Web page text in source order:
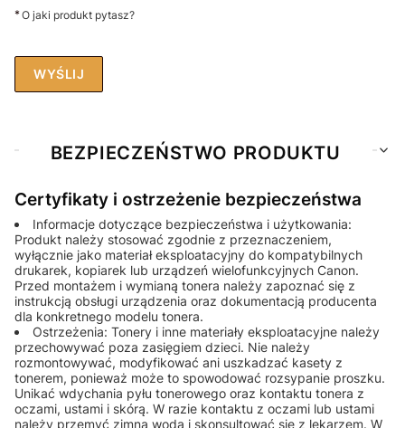
*O jaki produkt pytasz?
WYŚLIJ
BEZPIECZEŃSTWO PRODUKTU
Certyfikaty i ostrzeżenie bezpieczeństwa
Informacje dotyczące bezpieczeństwa i użytkowania:
Produkt należy stosować zgodnie z przeznaczeniem,
wyłącznie jako materiał eksploatacyjny do kompatybilnych
drukarek, kopiarek lub urządzeń wielofunkcyjnych Canon.
Przed montażem i wymianą tonera należy zapoznać się z
instrukcją obsługi urządzenia oraz dokumentacją producenta
dla konkretnego modelu tonera.
Ostrzeżenia: Tonery i inne materiały eksploatacyjne należy
przechowywać poza zasięgiem dzieci. Nie należy
rozmontowywać, modyfikować ani uszkadzać kasety z
tonerem, ponieważ może to spowodować rozsypanie proszku.
Unikać wdychania pyłu tonerowego oraz kontaktu tonera z
oczami, ustami i skórą. W razie kontaktu z oczami lub ustami
należy przemyć zimną wodą i skonsultować się z lekarzem. W